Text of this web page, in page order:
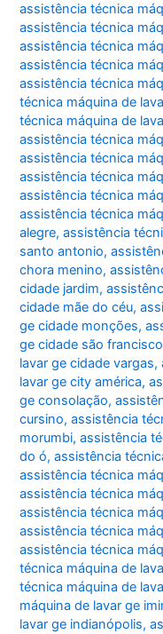
assistência técnica
assistência técnica
assistência técnica
assistência técnica
assistência técnica
técnica máquina de
técnica máquina de
assistência técnica
assistência técnica
assistência técnica
assistência técnica
assistência técnica
alegre,assistência
santo antonio,
chora menino,
cidade jardim,
cidade mãe do céu,
ge cidade monções,
ge cidade são francisco
lavar ge cidade vargas,
lavar ge city américa,
ge consolação,
cursino,assistência
morumbi,assistência
do ó,assistência
assistência técnica
assistência técnica
assistência técnica
assistência técnica
assistência técnica
técnica máquina de
técnica máquina de
máquina de lavar ge
lavar ge indianópolis,